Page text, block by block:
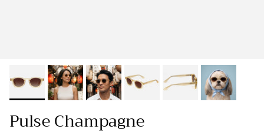
Pulse Champagne